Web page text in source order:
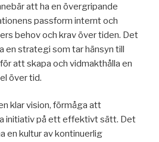
att ha en övergripande
passform internt och
behov och krav över tiden. Det
en strategi som tar hänsyn till
att skapa och vidmakthålla en
över tid.
klar vision, förmåga att
initiativ på ett effektivt sätt. Det
en kultur av kontinuerlig